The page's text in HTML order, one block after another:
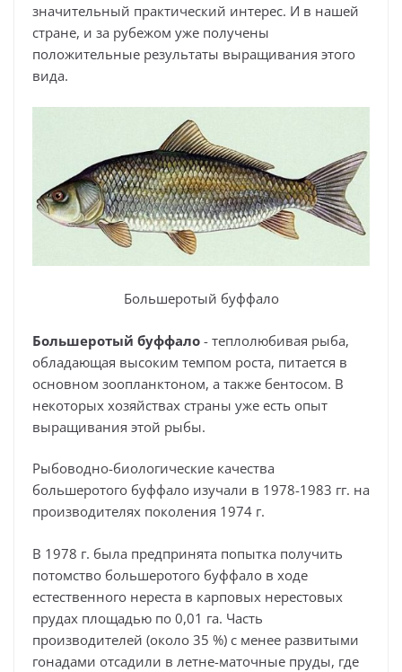
значительный практический интерес. И в нашей
стране, и за рубежом уже получены
положительные результаты выращивания этого
вида.
Большеротый буффало
Большеротый буффало - теплолюбивая рыба,
обладающая высоким темпом роста, питается в
основном зоопланктоном, а также бентосом. В
некоторых хозяйствах страны уже есть опыт
выращивания этой рыбы.
Рыбоводно-биологические качества
большеротого буффало изучали в 1978-1983 гг. на
производителях поколения 1974 г.
В 1978 г. была предпринята попытка получить
потомство большеротого буффало в ходе
естественного нереста в карповых нерестовых
прудах площадью по 0,01 га. Часть
производителей (около 35 %) с менее развитыми
гонадами отсадили в летне-маточные пруды, где